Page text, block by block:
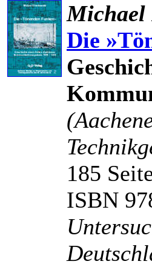
Michael
Die
185
ISBN